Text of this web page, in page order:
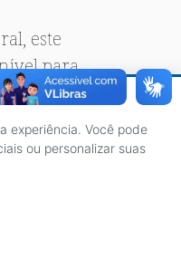
este
para
experiência. Você pode
ou personalizar suas